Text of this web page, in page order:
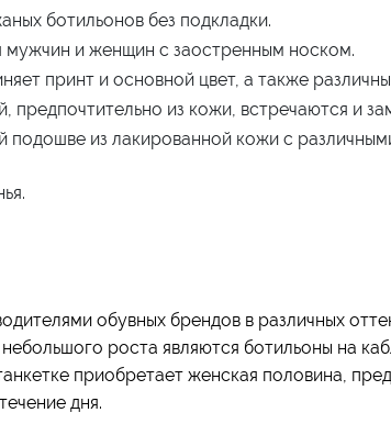
ботильонов без подкладки.
и женщин с заостренным носком.
принт и основной цвет, а также
из кожи, встречаются и
подошве из лакированной кожи с
обувных брендов в различных
роста являются ботильоны на
приобретает женская половина,
дня.